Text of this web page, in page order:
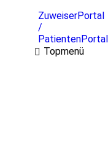
ZuweiserPortal
/
PatientenPortal
Topmenü